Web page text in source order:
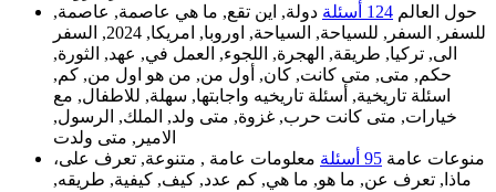
حول العالم 124 أسئلة
دولة, اين تقع, ما هي عاصمة, عاصمة,
للسفر, السفر, للسياحة, السياحة, اوروبا, امريكا, 2024, السفر
الى, تركيا, طريقة, الهجرة, اللجوء, العمل في, عهد, الثورة,
حكم, متى, متى كانت, كان, أول من, من هو اول من, كم,
اسئلة تاريخية, أسئلة تاريخيه واجابتها, سهلة, للاطفال, مع
خيارات, متى كانت حرب, غزوة, متى ولد, الملك, الرسول,
الامير, متى ولدت
منوعات عامة 95 أسئلة
معلومات عامة , متنوعة, تعرف على،
ماذا, تعرف عن, ما هو, ما هي, كم عدد, كيف, كيفية, طريقه,